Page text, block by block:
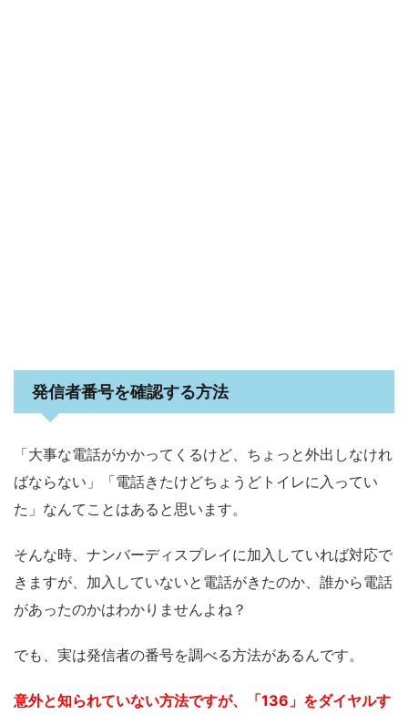
発信者番号を確認する方法
「大事な電話がかかってくるけど、ちょっと外出しなけれ
ばならない」「電話きたけどちょうどトイレに入ってい
た」なんてことはあると思います。
そんな時、ナンバーディスプレイに加入していれば対応で
きますが、加入していないと電話がきたのか、誰から電話
があったのかはわかりませんよね？
でも、実は発信者の番号を調べる方法があるんです。
意外と知られていない方法ですが、「136」をダイヤルす